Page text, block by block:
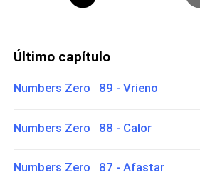
Último capítulo
Numbers Zero 89 - Vrieno
Numbers Zero 88 - Calor
Numbers Zero 87 - Afastar